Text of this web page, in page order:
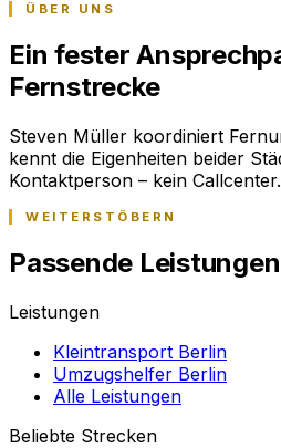
ÜBER UNS
Ein fester
Fernstrecke
Steven Müller koordiniert
kennt die Eigenheiten beider
Kontaktperson – kein Callcenter.
WEITERSTÖBERN
Passende
Leistungen
Kleintransport Berlin
Umzugshelfer Berlin
Alle Leistungen
Beliebte Strecken